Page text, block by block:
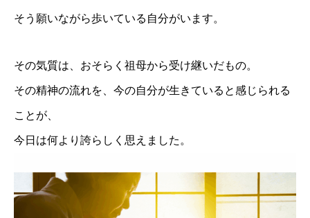
そう願いながら歩いている自分がいます。
その気質は、おそらく祖母から受け継いだもの。
その精神の流れを、今の自分が生きていると感じられる
ことが、
今日は何より誇らしく思えました。